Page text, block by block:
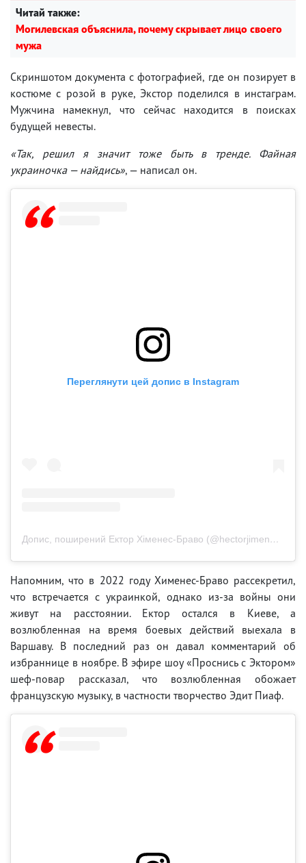
Читай также:
Могилевская объяснила, почему скрывает лицо своего
мужа
Скриншотом документа с фотографией, где он позирует в
костюме с розой в руке, Экстор поделился в инстаграм.
Мужчина намекнул, что сейчас находится в поисках
будущей невесты.
«Так, решил я значит тоже быть в тренде. Файная
украиночка — найдись», — написал он.
Переглянути цей допис в Instagram
Допис, поширений Ектор Хіменес-Браво (@hectorjimenezbravo)
Напомним, что в 2022 году Хименес-Браво рассекретил,
что встречается с украинкой, однако из-за войны они
живут на расстоянии. Ектор остался в Киеве, а
возлюбленная на время боевых действий выехала в
Варшаву. В последний раз он давал комментарий об
избраннице в ноябре. В эфире шоу «Проснись с Эктором»
шеф-повар рассказал, что возлюбленная обожает
французскую музыку, в частности творчество Эдит Пиаф.